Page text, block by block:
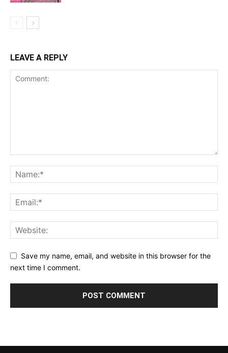
LEAVE A REPLY
Save my name, email, and website in this browser for the
next time I comment.